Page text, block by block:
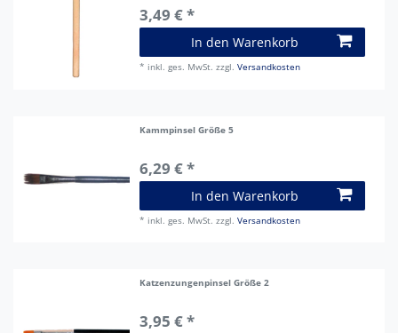
3,49 € *
In den Warenkorb
* inkl. ges. MwSt. zzgl.Versandkosten
Kammpinsel Größe 5
6,29 € *
In den Warenkorb
* inkl. ges. MwSt. zzgl.Versandkosten
Katzenzungenpinsel Größe 2
3,95 € *